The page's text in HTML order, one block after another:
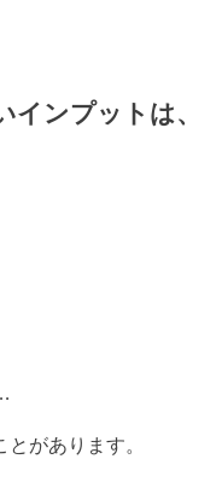
ンプットは、
とがあります。